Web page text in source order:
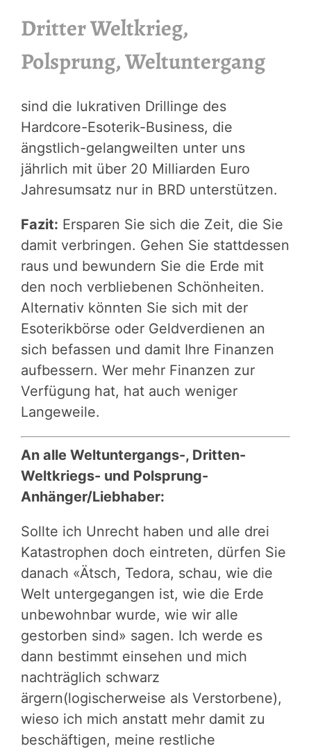
Dritter Weltkrieg,
Polsprung, Weltuntergang
sind die lukrativen Drillinge des
Hardcore-Esoterik-Business, die
ängstlich-gelangweilten unter uns
jährlich mit über 20 Milliarden Euro
Jahresumsatz nur in BRD unterstützen.
Fazit: Ersparen Sie sich die Zeit, die Sie
damit verbringen. Gehen Sie stattdessen
raus und bewundern Sie die Erde mit
den noch verbliebenen Schönheiten.
Alternativ könnten Sie sich mit der
Esoterikbörse oder Geldverdienen an
sich befassen und damit Ihre Finanzen
aufbessern. Wer mehr Finanzen zur
Verfügung hat, hat auch weniger
Langeweile.
An alle Weltuntergangs-, Dritten-
Weltkriegs- und Polsprung-
Anhänger/Liebhaber:
Sollte ich Unrecht haben und alle drei
Katastrophen doch eintreten, dürfen Sie
danach «Ätsch, Tedora, schau, wie die
Welt untergegangen ist, wie die Erde
unbewohnbar wurde, wie wir alle
gestorben sind» sagen. Ich werde es
dann bestimmt einsehen und mich
nachträglich schwarz
ärgern(logischerweise als Verstorbene),
wieso ich mich anstatt mehr damit zu
beschäftigen, meine restliche